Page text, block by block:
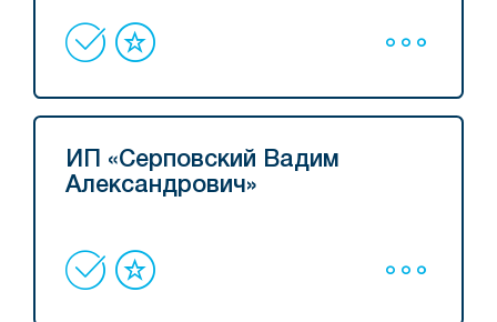
ИП «Серповский Вадим
Александрович»